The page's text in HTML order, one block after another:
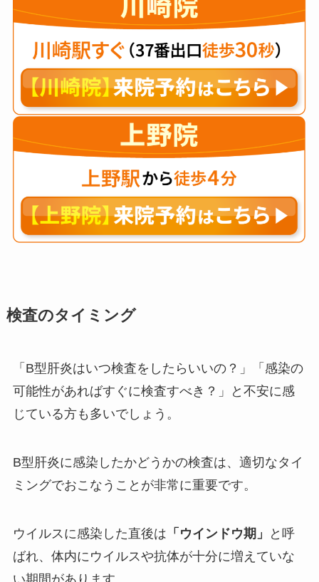
検査のタイミング
「B型肝炎はいつ検査をしたらいいの？」「感染の
可能性があればすぐに検査すべき？」と不安に感
じている方も多いでしょう。
B型肝炎に感染したかどうかの検査は、適切なタイ
ミングでおこなうことが非常に重要です。
ウイルスに感染した直後は 「ウインドウ期」
と呼
ばれ、体内にウイルスや抗体が十分に増えていな